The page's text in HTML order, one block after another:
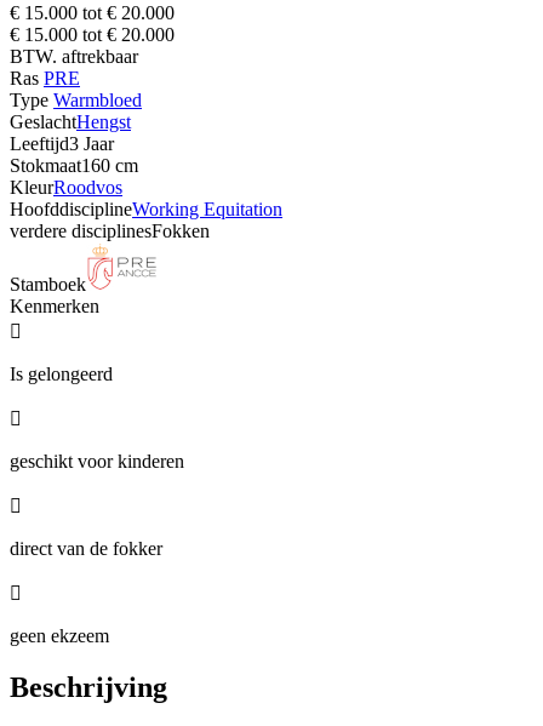
€ 15.000 tot € 20.000
€ 15.000 tot € 20.000
BTW. aftrekbaar
Ras PRE
Type Warmbloed
GeslachtHengst
Leeftijd3 Jaar
Stokmaat160 cm
KleurRoodvos
HoofddisciplineWorking Equitation
verdere disciplinesFokken
Stamboek
Kenmerken

Is gelongeerd

geschikt voor kinderen

direct van de fokker

geen ekzeem
Beschrijving